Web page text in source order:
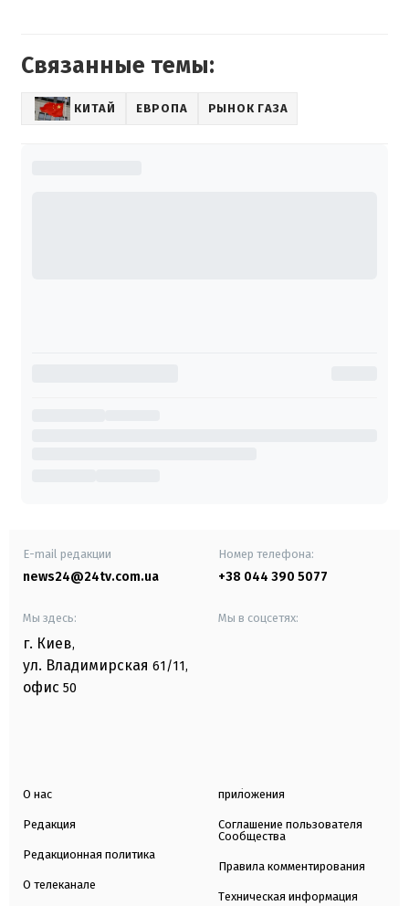
Связанные темы:
КИТАЙ ЕВРОПА РЫНОК ГАЗА
E-mail редакции
news24@24tv.com.ua
Номер телефона:
+38 044 390 5077
Мы здесь:
г. Киев,
ул. Владимирская 61/11,
офис 50
Мы в соцсетях:
О нас
Редакция
Редакционная политика
О телеканале
приложения
Соглашение пользователя
Сообщества
Правила комментирования
Техническая информация